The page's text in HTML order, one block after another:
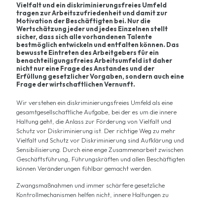
Vielfalt und ein diskriminierungsfreies Umfeld
tragen zur Arbeitszufriedenheit und damit zur
Motivation der Beschäftigten bei. Nur die
Wertschätzung jeder und jedes Einzelnen stellt
sicher, dass sich alle vorhandenen Talente
bestmöglich entwickeln und entfalten können. Das
bewusste Eintreten des Arbeitgebers für ein
benachteiligungsfreies Arbeitsumfeld ist daher
nicht nur eine Frage des Anstandes und der
Erfüllung gesetzlicher Vorgaben, sondern auch eine
Frage der wirtschaftlichen Vernunft.
Wir verstehen ein diskriminierungsfreies Umfeld als eine
gesamtgesellschaftliche Aufgabe, bei der es um die innere
Haltung geht, die Anlass zur Förderung von Vielfalt und
Schutz vor Diskriminierung ist. Der richtige Weg zu mehr
Vielfalt und Schutz vor Diskriminierung sind Aufklärung und
Sensibilisierung. Durch eine enge Zusammenarbeit zwischen
Geschäftsführung, Führungskräften und allen Beschäftigten
können Veränderungen fühlbar gemacht werden.
Zwangsmaßnahmen und immer schärfere gesetzliche
Kontrollmechanismen helfen nicht, innere Haltungen zu